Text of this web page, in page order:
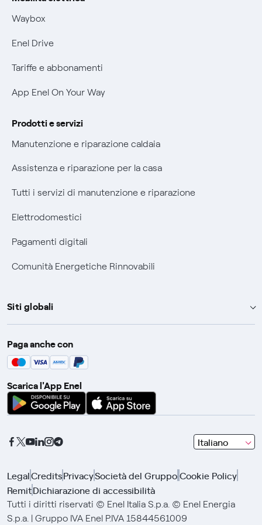
Mobilità Elettrica
Phishing e truffe online
Verifica chi ti ha chiamato
Agevolazione utenti con disabilità per offerte Fibra
Waybox
Enel Drive
Tariffe e abbonamenti
App Enel On Your Way
Prodotti e servizi
Manutenzione e riparazione caldaia
Assistenza e riparazione per la casa
Tutti i servizi di manutenzione e riparazione
Elettrodomestici
Pagamenti digitali
Comunità Energetiche Rinnovabili
Siti globali
Enel Group
Enel Green Power
Global Procurement
Gridspertise
Paga anche con
Scarica l'App Enel
Italiano
seleziona
una
con
frecce
LegalCreditsPrivacySocietà del GruppoCookie Policy
RemitDichiarazione di accessibilità
Tutti i diritti riservati © Enel Italia S.p.a. © Enel Energia
S.p.a. | Gruppo IVA Enel P.IVA 15844561009